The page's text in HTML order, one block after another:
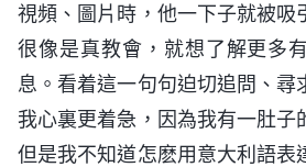
視頻、圖片時，他一下子就被吸
很像是真教會，就想了解更多
息。看着這一句句迫切追問、尋
我心裏更着急，因為我有一肚子
但是我不知道怎麽用意大利語表